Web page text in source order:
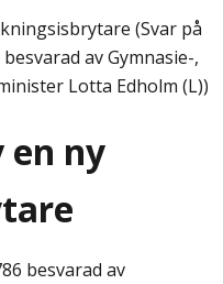
(Svar på
av Gymnasie-,
Lotta Edholm (L))
en ny
besvarad av